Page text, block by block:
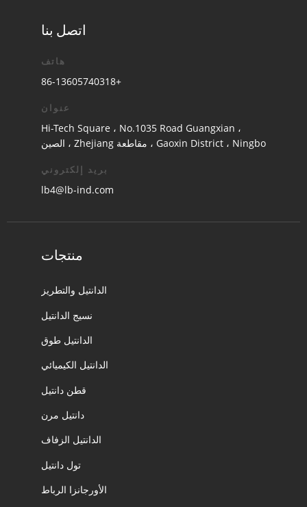
اتصل بنا
هاتف
+86-13605740318
عنوان
Hi-Tech Square ، No.1035 Road Guangxian ،
Gaoxin District ، Ningbo ، مقاطعة Zhejiang ، الصين
بريد إلكتروني
lb4@lb-ind.com
منتجات
الدانتيل والتطريز
نسيج الدانتيل
الدانتيل طوق
الدانتيل الكيميائي
قطن دانتيل
دانتيل مرن
الدانتيل الزفاف
تول دانتيل
الأورجانزا الرباط